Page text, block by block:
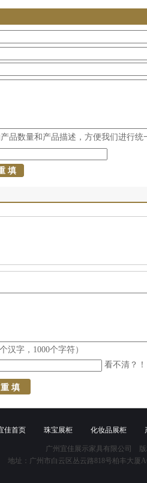
品数量和产品描述，方便我们进行统
汉字，1000个字符）
看不清？！
佳首页 珠宝展柜 化妆品展柜
广州宜佳展示家具有限公司
地址：广州市白云区丛云路818号柏丰大